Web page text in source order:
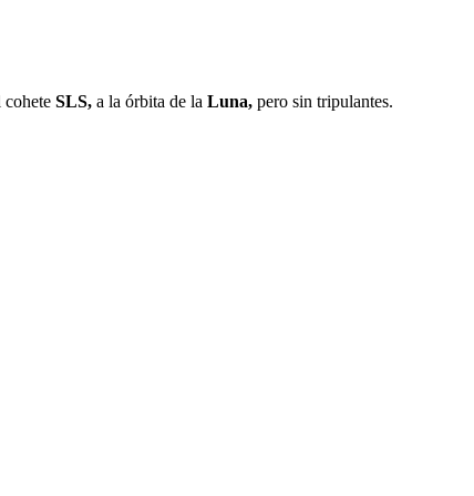
cohete SLS, a la órbita de la Luna, pero sin tripulantes.